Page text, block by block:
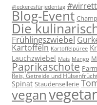
#leckeresfürjedentag
Blog-Event
Die
Frühlingszwiebel
Kartoffeln Kartoffelpüree
Lauchzwiebel Mais Mango
Paprikaschote
Reis, Getreide und
Spinat Staudensellerie
vegan